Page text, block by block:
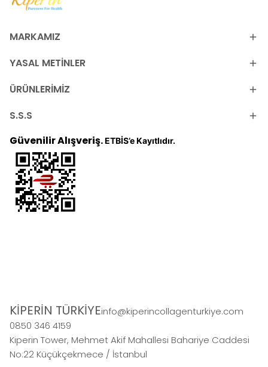
MARKAMIZ
YASAL METİNLER
ÜRÜNLERİMİZ
S.S.S
Güvenilir Alışveriş.ETBİS’e Kayıtlıdır.
KİPERİN TÜRKİYEinfo@kiperincollagenturkiye.com
0850 346 4159
Kiperin Tower, Mehmet Akif Mahallesi Bahariye Caddesi
No:22 Küçükçekmece / İstanbul